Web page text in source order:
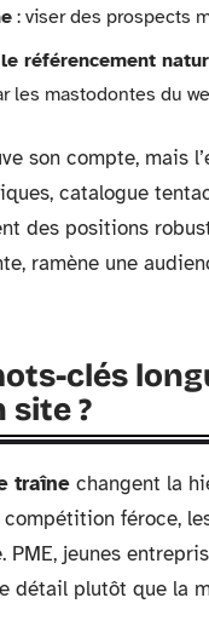
: viser des prospects
référencement
les mastodontes du
son compte, mais
catalogue
des positions
ramène une
clés
site ?
traîne changent la
féroce,
jeunes
détail plutôt que la